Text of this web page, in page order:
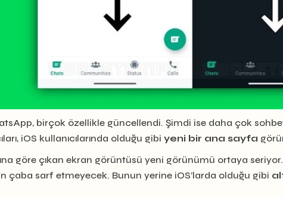
birçok özellikle güncellendi. Şimdi ise daha çok
iOS kullanıcılarında olduğu gibi yeni bir ana sayfa
göre çıkan ekran görüntüsü yeni görünümü ortaya
çaba sarf etmeyecek. Bunun yerine iOS’larda olduğu gibi